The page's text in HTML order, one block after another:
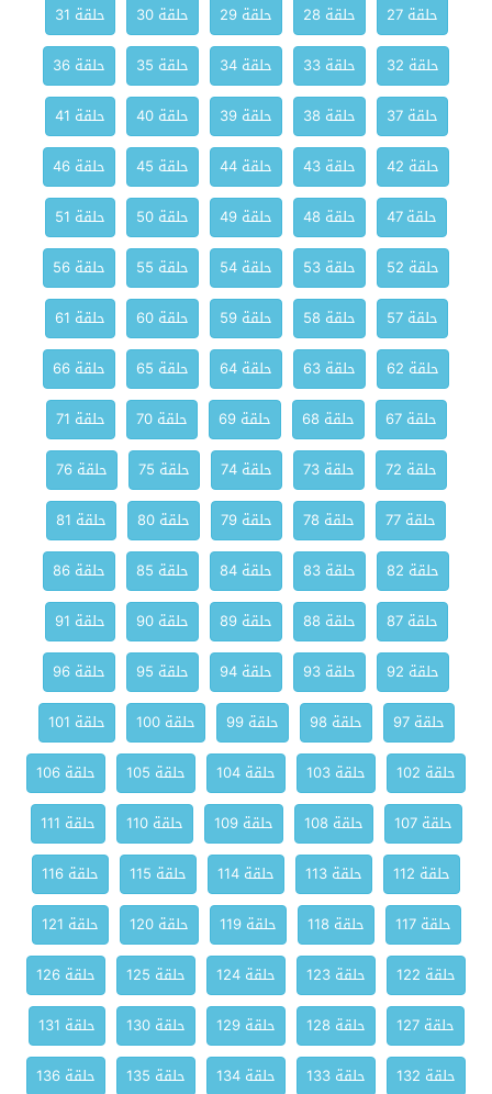
حلقة 27
حلقة 28 حلقة 29 حلقة 30
حلقة 31
حلقة 32
حلقة 33 حلقة 34 حلقة 35
حلقة 36
حلقة 37
حلقة 38 حلقة 39 حلقة 40
حلقة 41
حلقة 42
حلقة 43 حلقة 44 حلقة 45
حلقة 46
حلقة 47
حلقة 48 حلقة 49 حلقة 50
حلقة 51
حلقة 52
حلقة 53 حلقة 54 حلقة 55
حلقة 56
حلقة 57
حلقة 58 حلقة 59 حلقة 60
حلقة 61
حلقة 62
حلقة 63 حلقة 64 حلقة 65
حلقة 66
حلقة 67
حلقة 68 حلقة 69 حلقة 70
حلقة 71
حلقة 72
حلقة 73 حلقة 74 حلقة 75
حلقة 76
حلقة 77
حلقة 78 حلقة 79 حلقة 80
حلقة 81
حلقة 82
حلقة 83 حلقة 84 حلقة 85
حلقة 86
حلقة 87
حلقة 88 حلقة 89 حلقة 90
حلقة 91
حلقة 92
حلقة 93 حلقة 94 حلقة 95
حلقة 96
حلقة 97
حلقة 98 حلقة 99 حلقة 100
حلقة 101
حلقة 102
حلقة 103 حلقة 104 حلقة 105
حلقة 106
حلقة 107
حلقة 108 حلقة 109 حلقة 110
حلقة 111
حلقة 112
حلقة 113 حلقة 114 حلقة 115
حلقة 116
حلقة 117
حلقة 118 حلقة 119 حلقة 120
حلقة 121
حلقة 122
حلقة 123 حلقة 124 حلقة 125
حلقة 126
حلقة 127
حلقة 128 حلقة 129 حلقة 130
حلقة 131
حلقة 132
حلقة 133 حلقة 134 حلقة 135 حلقة 136